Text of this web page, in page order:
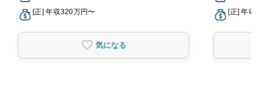
[正] 年収320万円〜
気になる
[正] 年収